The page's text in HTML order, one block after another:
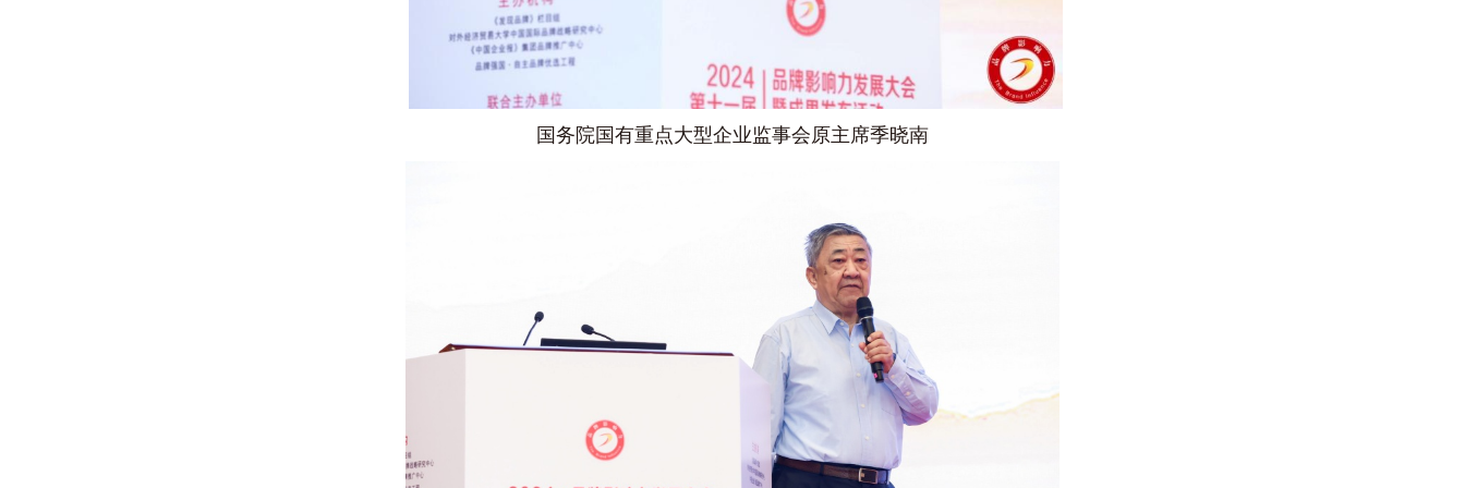
国务院国有重点大型企业监事会原主席季晓南